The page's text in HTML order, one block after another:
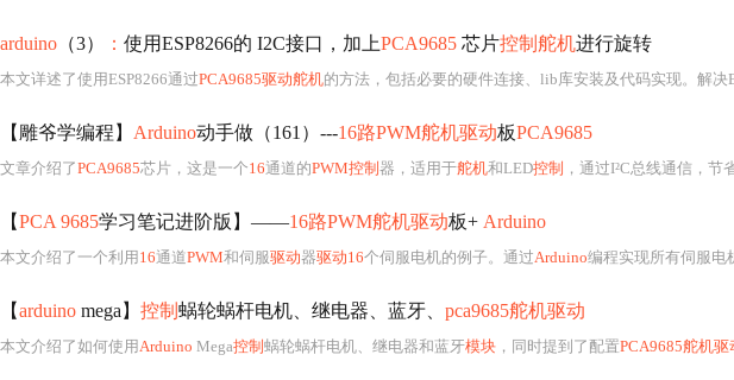
arduino （3） ： 使用ESP8266的 I2C接口，加上PCA9685 芯片控制舵机进行旋转
本文详述了使用ESP8266通过PCA9685驱动舵机的方法，包括必要的硬件连接、lib库安装及代码实现。解决
【雕爷学编程】 Arduino动手做（161）---16路PWM舵机驱动板PCA9685
文章介绍了PCA9685芯片，这是一个16通道的PWM控制 器，适用于舵机和LED控制 ，通过I²C总线通信，节
【PCA 9685学习笔记进阶版】——16路PWM舵机驱动板+ Arduino
本文介绍了一个利用 16通道PWM和伺服驱动器驱动16个伺服电机的例子。通过Arduino编程实现所有伺服电机的
【arduino mega】 控制 蜗轮蜗杆电机、继电器、蓝牙、 pca9685舵机驱动
本文介绍了如何使用Arduino Mega控制 蜗轮蜗杆电机、继电器和蓝牙模块 ，同时提到了配置PCA9685舵机驱